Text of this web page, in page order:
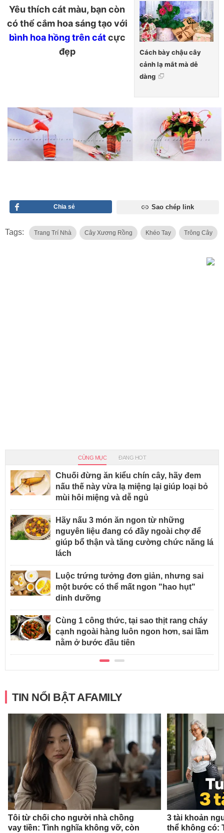
Cách bày chậu cây
cảnh lạ mắt mà dễ
dàng
Yêu thích cát màu, bạn còn
có thể cắm hoa sáng tạo với
bình hoa hồng trên cátcực
đẹp
Chia sẻ Sao chép link
Tags: Trang Trí Nhà Cây Xương Rồng Khéo Tay Trông Cây
CÙNG MỤC ĐANG HOT
Chuối đừng ăn kiểu chín cây, hãy đem
nấu thế này vừa lạ miệng lại giúp loại bỏ
mùi hôi miệng và dễ ngủ
Hãy nấu 3 món ăn ngon từ những
nguyên liệu đang có đầy ngoài chợ để
giúp bổ thận và tăng cường chức năng lá
lách
Luộc trứng tưởng đơn giản, nhưng sai
một bước có thể mất ngon "hao hụt"
dinh dưỡng
Cùng 1 công thức, tại sao thịt rang cháy
cạnh ngoài hàng luôn ngon hơn, sai lầm
nằm ở bước đầu tiên
TIN NỔI BẬT AFAMILY
Tôi từ chối cho người nhà chồng
vay tiền: Tình nghĩa không vỡ, còn
3 tài khoản
thể không có: